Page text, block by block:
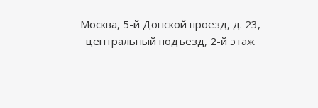
Москва, 5-й Донской проезд, д. 23,
центральный подъезд, 2-й этаж